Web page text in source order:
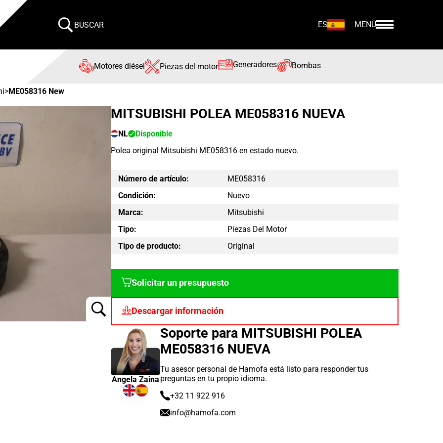
BUSCAR ES MENÚ
Motores diésel Piezas del motor Generadores Bombas
>ME058316 New
MITSUBISHI POLEA ME058316 NUEVA
NL
Disponible
Polea original Mitsubishi ME058316 en estado nuevo.
Número de artículo:
ME058316
Condición:
Nuevo
Marca:
Mitsubishi
Tipo:
Piezas Del Motor
Tipo de producto:
Original
Solicitar un presupuesto
Descargar información
Soporte para MITSUBISHI POLEA
ME058316 NUEVA
Tu asesor personal de Hamofa está listo para responder tus
preguntas en tu propio idioma.
+32 11 922 916
info@hamofa.com
Angela Zaina